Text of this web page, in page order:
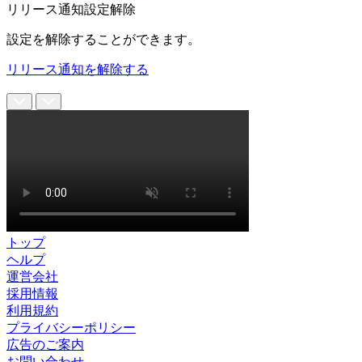
リリース通知設定解除
設定を解除することができます。
リリース通知を解除する
トップ
ヘルプ
運営会社
採用情報
利用規約
プライバシーポリシー
広告のご案内